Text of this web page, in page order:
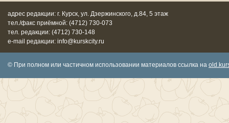
адрес редакции: г. Курск, ул. Дзержинского, д.84, 5 этаж
тел./факс приёмной: (4712) 730-073
тел. редакции: (4712) 730-148
e-mail редакции: info@kurskcity.ru
© При полном или частичном использовании материалов ссылка на